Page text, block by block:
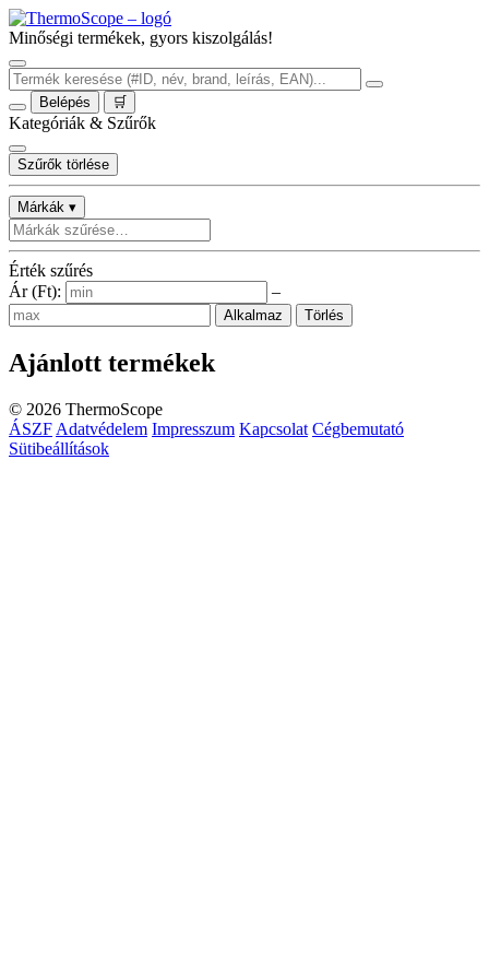
Minőségi termékek, gyors kiszolgálás!
Belépés 🛒
Kategóriák & Szűrők
Szűrők törlése
Márkák ▾
Érték szűrés
Ár (Ft):
–
Alkalmaz Törlés
Ajánlott termékek
© 2026 ThermoScope
ÁSZF Adatvédelem Impresszum Kapcsolat Cégbemutató
Sütibeállítások